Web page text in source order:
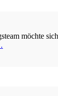
möchte